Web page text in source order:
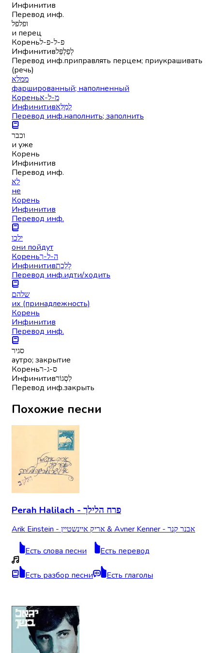
Инфинитив
Перевод инф.
ופלפל
и перец
Кореньפ-ל-פ-ל
Инфинитивלְפַלְפֵּל
Перевод инф.приправлять перцем; приукрашивать
(речь)
ממלא
фаршированный; наполненный
Кореньמ-ל-א
Инфинитивלְמַלֵּא
Перевод инф.наполнить; заполнить
וכבר
и уже
Корень
Инфинитив
Перевод инф.
לא
не
Корень
Инфинитив
Перевод инф.
ילכו
они пойдут
Кореньה-ל-ך
Инфинитивלָלֶכֶת
Перевод инф.идти/ходить
שלהם
их (принадлежность)
Корень
Инфинитив
Перевод инф.
סגיר
аутро; закрытие
Кореньס-ג-ר
Инфинитивלִסְגוֹר
Перевод инф.закрыть
Похожие песни
Perah Halilach - פרח הלילך
Arik Einstein - אריק איינשטיין & Avner Kenner - אבנר קנר
Есть слова песни Есть перевод
Есть разбор песни Есть глаголы